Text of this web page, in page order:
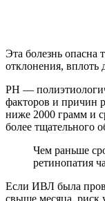
Эта болезнь опасна
отклонения, вплоть
РН —
факторов и причин
ниже 2000 грамм и
более тщательного
Чем раньше
ретинопатия
Если ИВЛ была
свыше месяца, риск